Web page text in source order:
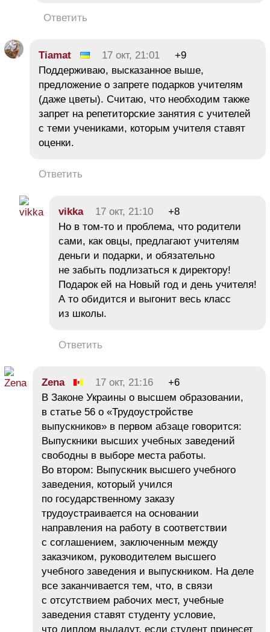
Ответить
Tiamat 17 окт, 21:01
+9
Поддерживаю, высказанное выше,
предложение о запрете подарков учителям
(даже цветы). Считаю, что необходим также
запрет на репетиторские занятия с учителей
с теми учениками, которым учителя ставят
оценки.
Ответить
vikka 17 окт, 21:10
+8
Но в том-то и проблема, что родители
сами, как овцы, предлагают учителям
деньги и подарки, и обязательно
не забыть подлизаться к директору!
Подарок ей на Новый год и день учителя!
А то обидится и выгонит весь класс
из школы.
Ответить
Zena 17 окт, 21:16
+6
В Законе Украины о высшем образовании,
в статье 56 о «Трудоустройстве
выпускников» в первом абзаце говорится:
Выпускники высших учебных заведений
свободны в выборе места работы.
Во втором: Выпускник высшего учебного
заведения, который учился
по государственному заказу
трудоустраивается на основании
направления на работу в соответствии
с соглашением, заключенным между
заказчиком, руководителем высшего
учебного заведения и выпускником. На деле
все заканчивается тем, что, в связи
с отсутствием рабочих мест, учебные
заведения ставят студенту условие,
что диплом выдадут, если студент принесет